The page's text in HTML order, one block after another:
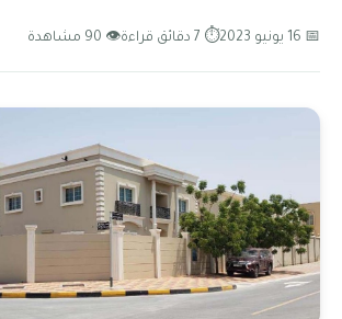
📅 16 يونيو 2023 ⏱ 7 دقائق قراءة 👁 90 مشاهدة